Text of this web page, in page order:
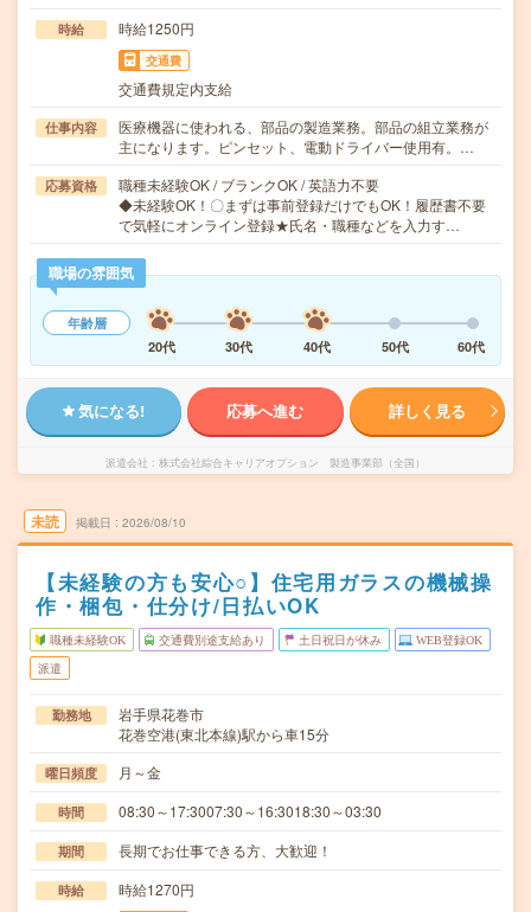
時給 時給1250円
交通費
交通費規定内支給
仕事内容
医療機器に使われる、部品の製造業務。部品の組立業務が
主になります。ピンセット、電動ドライバー使用有。…
応募資格
職種未経験OK / ブランクOK / 英語力不要
◆未経験OK！〇まずは事前登録だけでもOK！履歴書不要
で気軽にオンライン登録★氏名・職種などを入力す…
職場の雰囲気
年齢層
20代
30代 40代 50代 60代
気になる! 応募へ進む 詳しく見る
派遣会社 株式会社綜合キャリアオプション 製造事業部（全国）
未読 掲載日 2026/08/10
【未経験の方も安心○】住宅用ガラスの機械操
作・梱包・仕分け/日払いOK
職種未経験OK 交通費別途支給あり 土日祝日が休み WEB登録OK
派遣
勤務地
岩手県花巻市
花巻空港(東北本線)駅から車15分
曜日頻度 月～金
時間 08:30～17:3007:30～16:3018:30～03:30
期間 長期でお仕事できる方、大歓迎！
時給 時給1270円